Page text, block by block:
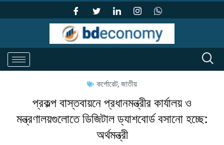
কর্পোরেট, জাতীয়
প্রকল্প বাস্তবায়নে প্রধানমন্ত্রীর কার্যালয় ও
মন্ত্রণালয়গুলোতে ডিজিটাল ড্যাশবোর্ড বসানো হচ্ছে:
অর্থমন্ত্রী